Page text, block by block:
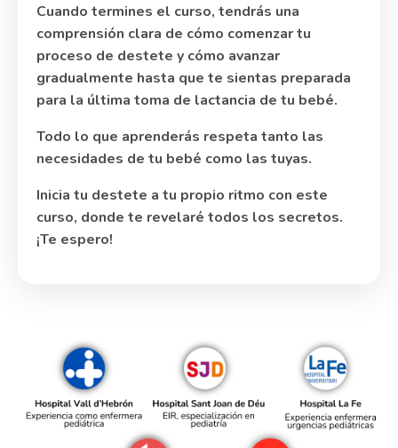
Cuando termines el curso, tendrás una
comprensión clara de cómo comenzar tu
proceso de destete y cómo avanzar
gradualmente hasta que te sientas preparada
para la última toma de lactancia de tu bebé.
Todo lo que aprenderás respeta tanto las
necesidades de tu bebé como las tuyas.
Inicia tu destete a tu propio ritmo con este
curso, donde te revelaré todos los secretos.
¡Te espero!